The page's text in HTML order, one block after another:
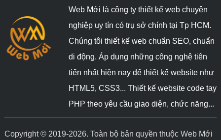
Web Mới là công ty thiết kế web chuyên
nghiệp uy tín có trụ sở chính tại Tp HCM.
Chúng tôi thiết kế web chuẩn SEO, chuẩn
di động. Áp dụng những công nghệ tiên
tiến nhất hiện nay để thiết kế website như
HTML5, CSS3... Thiết kế website code tay
PHP theo yêu cầu giao diện, chức năng...
Copyright © 2019-2026. Toàn bộ bản quyền thuộc Web Mới